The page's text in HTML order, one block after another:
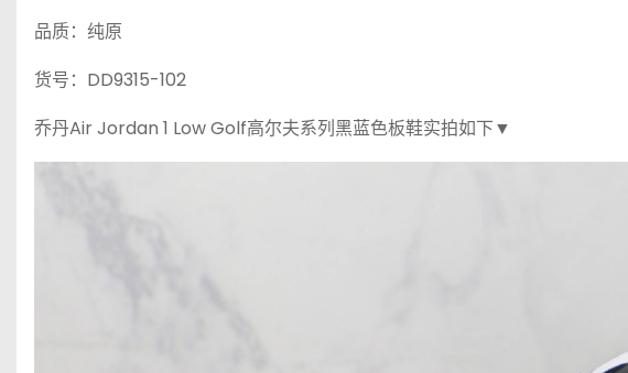
品质：纯原
货号：DD9315-102
乔丹Air Jordan 1 Low Golf高尔夫系列黑蓝色板鞋实拍如下▼